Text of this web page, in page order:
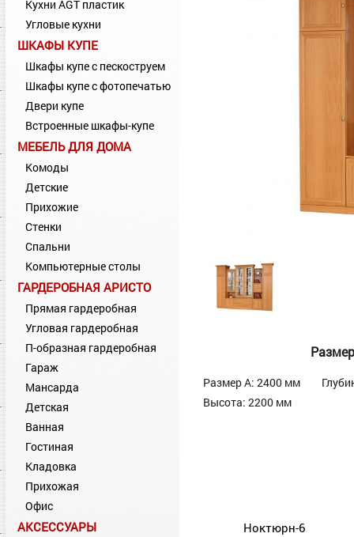
Кухни AGT пластик
Угловые кухни
ШКАФЫ КУПЕ
Шкафы купе с пескоструем
Шкафы купе с фотопечатью
Двери купе
Встроенные шкафы-купе
МЕБЕЛЬ ДЛЯ ДОМА
Комоды
Детские
Прихожие
Стенки
Спальни
Компьютерные столы
ГАРДЕРОБНАЯ АРИСТО
Прямая гардеробная
Угловая гардеробная
П-образная гардеробная
Гараж
Мансарда
Детская
Ванная
Гостиная
Кладовка
Прихожая
Офис
АКСЕССУАРЫ
Размер А: 2400 мм
Высота: 2200 мм
Ноктюрн-6